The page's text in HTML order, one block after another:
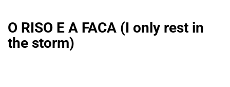
O RISO E A FACA (I only rest in
the storm)